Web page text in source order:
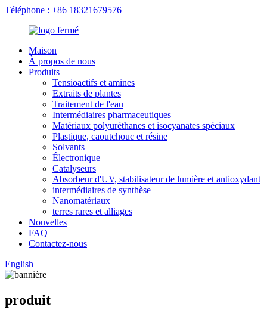
Téléphone : +86 18321679576
Maison
À propos de nous
Produits
Tensioactifs et amines
Extraits de plantes
Traitement de l'eau
Intermédiaires pharmaceutiques
Matériaux polyuréthanes et isocyanates spéciaux
Plastique, caoutchouc et résine
Solvants
Électronique
Catalyseurs
Absorbeur d'UV, stabilisateur de lumière et antioxydant
intermédiaires de synthèse
Nanomatériaux
terres rares et alliages
Nouvelles
FAQ
Contactez-nous
English
produit